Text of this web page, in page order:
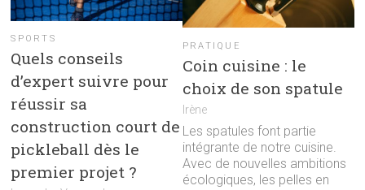
SPORTS
Quels conseils
d’expert suivre pour
réussir sa
construction court de
pickleball dès le
premier projet ?
PRATIQUE
Coin cuisine : le
choix de son spatule
Irène
Les spatules font partie
intégrante de notre cuisine.
Avec de nouvelles ambitions
écologiques, les pelles en